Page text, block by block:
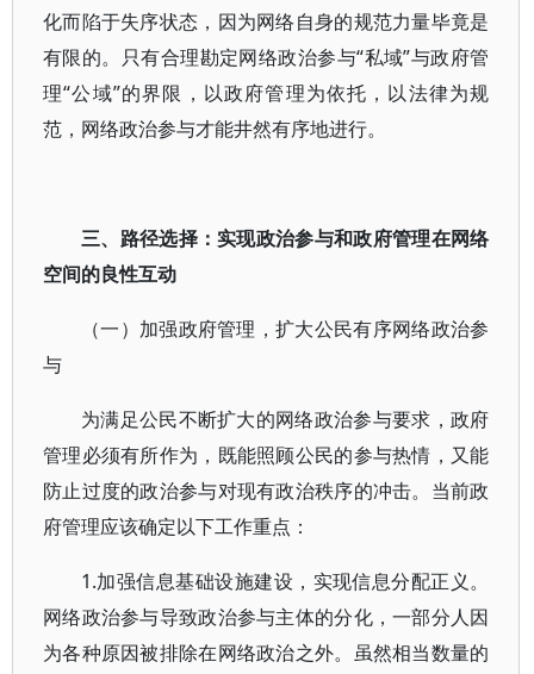
化而陷于失序状态，因为网络自身的规范力量毕竟是
有限的。只有合理勘定网络政治参与“私域”与政府管
理“公域”的界限，以政府管理为依托，以法律为规
范，网络政治参与才能井然有序地进行。
三、路径选择：实现政治参与和政府管理在网络
空间的良性互动
（一）加强政府管理，扩大公民有序网络政治参
与
为满足公民不断扩大的网络政治参与要求，政府
管理必须有所作为，既能照顾公民的参与热情，又能
防止过度的政治参与对现有政治秩序的冲击。当前政
府管理应该确定以下工作重点：
1.加强信息基础设施建设，实现信息分配正义。
网络政治参与导致政治参与主体的分化，一部分人因
为各种原因被排除在网络政治之外。虽然相当数量的